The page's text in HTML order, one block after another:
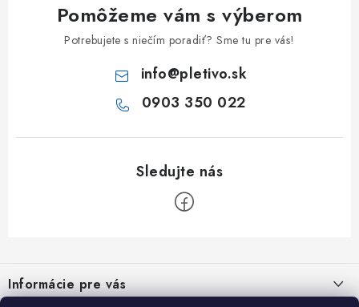
Pomôžeme vám s výberom
Potrebujete s niečím poradiť? Sme tu pre vás!
info@pletivo.sk
0903 350 022
pInformácie pre vás